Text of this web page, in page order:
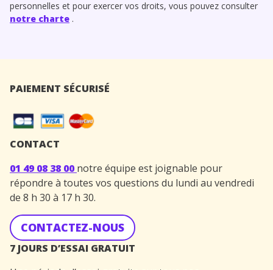
personnelles et pour exercer vos droits, vous pouvez consulter
notre charte .
PAIEMENT SÉCURISÉ
CONTACT
01 49 08 38 00 notre équipe est joignable pour
répondre à toutes vos questions du lundi au vendredi
de 8 h 30 à 17 h 30.
CONTACTEZ-NOUS
7 JOURS D’ESSAI GRATUIT